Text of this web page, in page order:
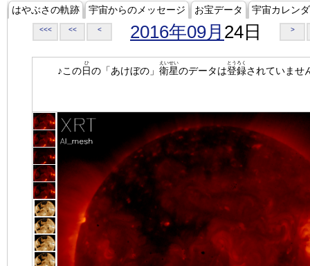
はやぶさの軌跡 宇宙からのメッセージ お宝データ 宇宙カレン
<<< << < 2016年09月 24日 >
♪この日
ひ
の「あけぼの」 衛星
えいせい
のデータは登録
とうろく
されていませ